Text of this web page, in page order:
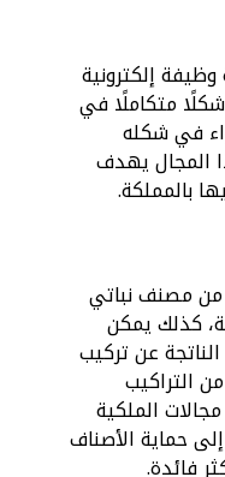
إلكترونية
متكاملًا في
في شكله
المجال يهدف
بالمملكة.
من مصنف نباتي
كذلك يمكن
عن تركيب
التراكيب
الملكية
حماية الأصناف
فائدة.